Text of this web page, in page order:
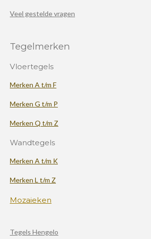
Veel gestelde vragen
Tegelmerken
Vloertegels
Merken A t/m F
Merken G t/m P
Merken Q t/m Z
Wandtegels
Merken A t/m K
Merken L t/m Z
Mozaieken
Tegels Hengelo